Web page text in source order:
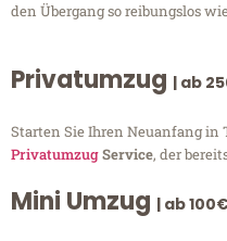
den Übergang so reibungslos
Privatumzug | ab
Starten Sie Ihren Neuanfang in
PrivatumzugService, der
Mini Umzug | ab